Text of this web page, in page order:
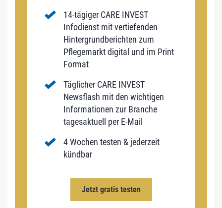
14-tägiger CARE INVEST
Infodienst mit vertiefenden
Hintergrundberichten zum
Pflegemarkt digital und im Print
Format
Täglicher CARE INVEST
Newsflash mit den wichtigen
Informationen zur Branche
tagesaktuell per E-Mail
4 Wochen testen & jederzeit
kündbar
Jetzt gratis testen